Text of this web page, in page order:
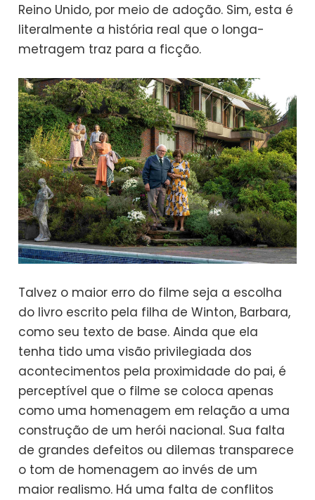
Reino Unido, por meio de adoção. Sim, esta é
literalmente a história real que o longa-
metragem traz para a ficção.
Talvez o maior erro do filme seja a escolha
do livro escrito pela filha de Winton, Barbara,
como seu texto de base. Ainda que ela
tenha tido uma visão privilegiada dos
acontecimentos pela proximidade do pai, é
perceptível que o filme se coloca apenas
como uma homenagem em relação a uma
construção de um herói nacional. Sua falta
de grandes defeitos ou dilemas transparece
o tom de homenagem ao invés de um
maior realismo. Há uma falta de conflitos